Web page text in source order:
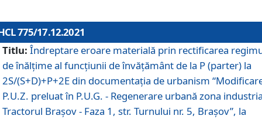
775/17.12.2021
Titlu: Îndreptare eroare materială prin rectificarea
de înălţime al funcţiunii de învăţământ de la P (parter) la
2S/(S+D)+P+2E din documentaţia de urbanism
P.U.Z. preluat în P.U.G. - Regenerare urbană zona
Tractorul Braşov - Faza 1, str. Turnului nr. 5, Braşov”, la